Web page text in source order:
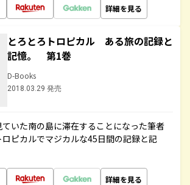
詳細を見る
とろとろトロピカル ある旅の記録と
記憶。 第1巻
D-Books
2018.03.29 発売
いた南の島に滞在することになった筆者
ピカルでマジカルな45日間の記録と記
詳細を見る